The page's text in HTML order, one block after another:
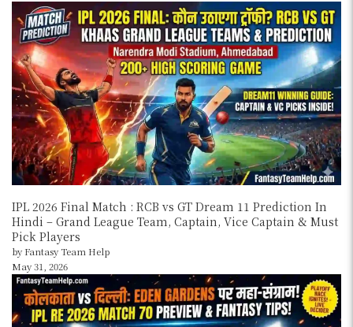
IPL 2026 Final Match : RCB vs GT Dream 11 Prediction In
Hindi – Grand League Team, Captain, Vice Captain & Must
Pick Players
by Fantasy Team Help
May 31, 2026